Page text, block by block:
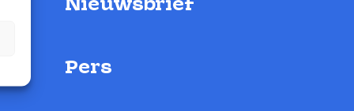
Nieuwsbrief
Pers